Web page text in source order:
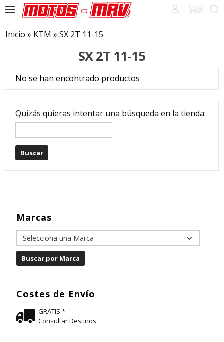
0
Marcas
Costes de Envío
GRATIS *
Consultar Destinos
Inicio » KTM » SX 2T 11-15
SX 2T 11-15
No se han encontrado productos
Quizás quieras intentar una búsqueda en la tienda: